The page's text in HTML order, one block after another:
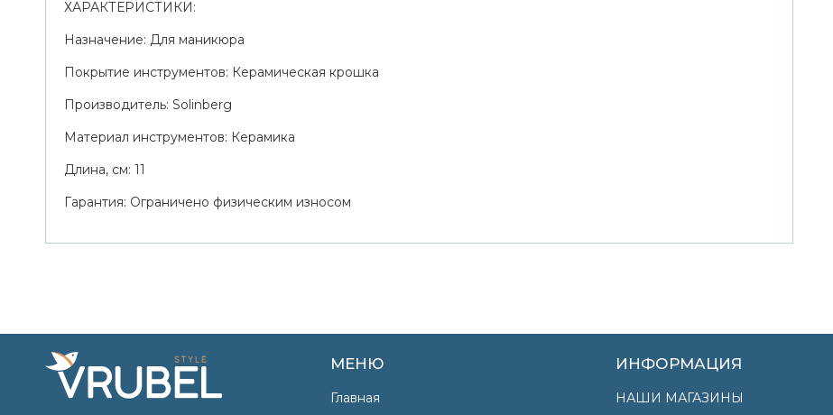
ХАРАКТЕРИСТИКИ:
Назначение: Для маникюра
Покрытие инструментов: Керамическая крошка
Производитель: Solinberg
Материал инструментов: Керамика
Длина, см: 11
Гарантия: Ограничено физическим износом
МЕНЮ
Главная
ИНФОРМАЦИЯ
НАШИ МАГАЗИНЫ